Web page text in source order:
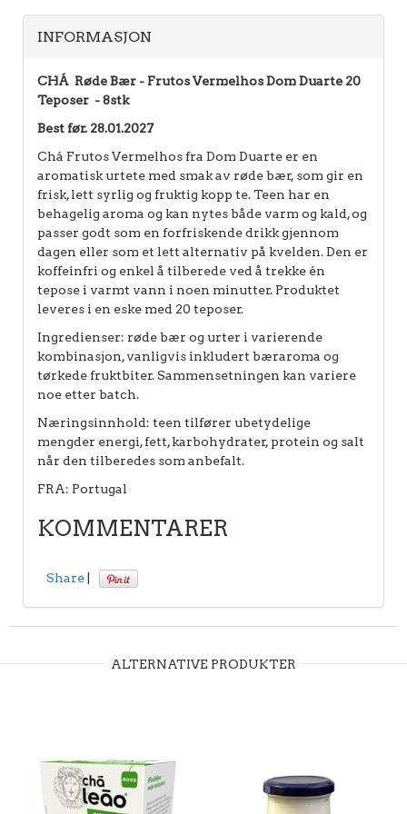
INFORMASJON
CHÁ Røde Bær - Frutos Vermelhos Dom Duarte 20
Teposer - 8stk
Best før. 28.01.2027
Chá Frutos Vermelhos fra Dom Duarte er en
aromatisk urtete med smak av røde bær, som gir en
frisk, lett syrlig og fruktig kopp te. Teen har en
behagelig aroma og kan nytes både varm og kald, og
passer godt som en forfriskende drikk gjennom
dagen eller som et lett alternativ på kvelden. Den er
koffeinfri og enkel å tilberede ved å trekke én
tepose i varmt vann i noen minutter. Produktet
leveres i en eske med 20 teposer.
Ingredienser: røde bær og urter i varierende
kombinasjon, vanligvis inkludert bæraroma og
tørkede fruktbiter. Sammensetningen kan variere
noe etter batch.
Næringsinnhold: teen tilfører ubetydelige
mengder energi, fett, karbohydrater, protein og salt
når den tilberedes som anbefalt.
FRA: Portugal
KOMMENTARER
Share
ALTERNATIVE PRODUKTER